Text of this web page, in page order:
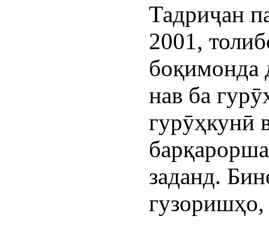
Тадриҷан
2001,
боқимонда
нав ба
гурӯҳкунӣ
заданд.